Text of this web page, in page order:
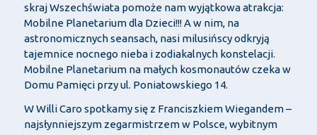
skraj Wszechświata pomoże nam wyjątkowa atrakcja:
Mobilne Planetarium dla Dzieci!!! A w nim, na
astronomicznych seansach, nasi milusińscy odkryją
tajemnice nocnego nieba i zodiakalnych konstelacji.
Mobilne Planetarium na małych kosmonautów czeka w
Domu Pamięci przy ul. Poniatowskiego 14.
W Willi Caro spotkamy się z Franciszkiem Wiegandem –
najsłynniejszym zegarmistrzem w Polsce, wybitnym